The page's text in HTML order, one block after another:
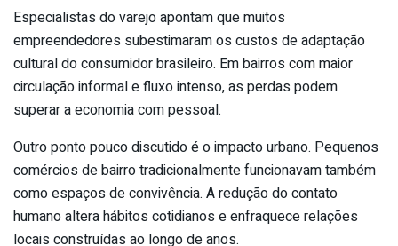
Especialistas do varejo apontam que muitos
empreendedores subestimaram os custos de adaptação
cultural do consumidor brasileiro. Em bairros com maior
circulação informal e fluxo intenso, as perdas podem
superar a economia com pessoal.
Outro ponto pouco discutido é o impacto urbano. Pequenos
comércios de bairro tradicionalmente funcionavam também
como espaços de convivência. A redução do contato
humano altera hábitos cotidianos e enfraquece relações
locais construídas ao longo de anos.